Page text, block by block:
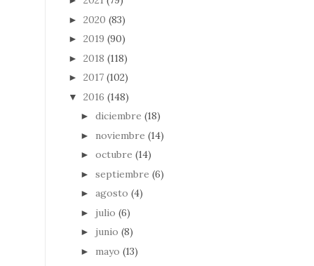
► 2020 (83)
► 2019 (90)
► 2018 (118)
► 2017 (102)
▼ 2016 (148)
► diciembre (18)
► noviembre (14)
► octubre (14)
► septiembre (6)
► agosto (4)
► julio (6)
► junio (8)
► mayo (13)